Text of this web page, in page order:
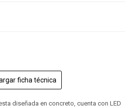
ficha técnica
diseñada en concreto, cuenta con LED